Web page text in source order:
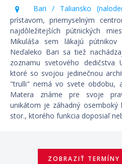
Bari / Taliansko
prístavom, priemyselným
najdôležitejších pútnických
Mikuláša sem lákajú
Neďaleko Bari sa tiež
zoznamu svetového dedičstva
ktoré so svojou jedinečnou
"trulli" nemá vo svete obdobu,
Matera známe pre svoje
unikátom je záhadný
stor., ktorého funkcia doposiaľ
ZOBRAZIŤ TERMÍNY